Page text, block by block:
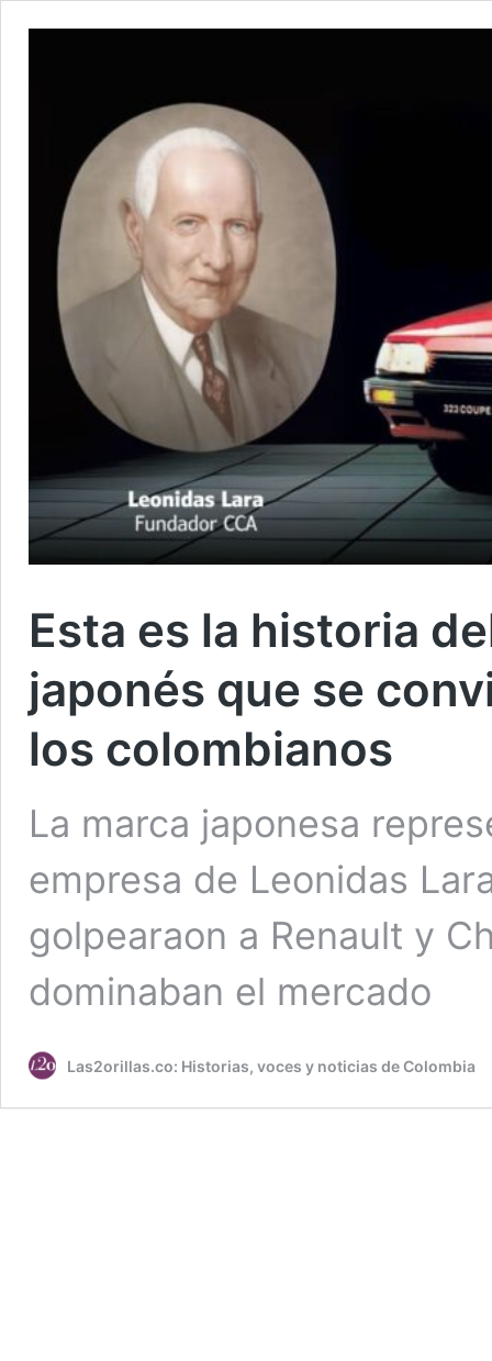
Esta es la historia
japonés que se
los colombianos
La marca japonesa
empresa de Leonidas
golpearaon a Renault y
dominaban el mercado
Las2orillas.co: Historias, voces y noticias de Colombia